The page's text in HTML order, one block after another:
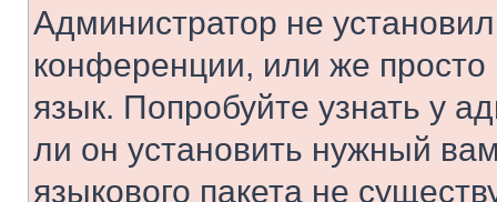
Администратор не
конференции, или же
язык. Попробуйте узнать у
ли он установить нужный
языкового пакета не